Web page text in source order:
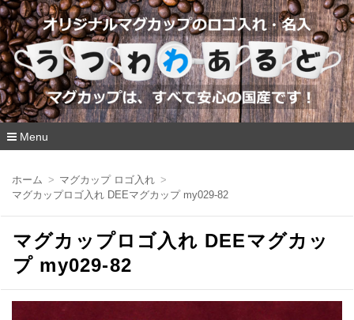
Menu
ホーム
マグカップ ロゴ入れ
マグカップロゴ入れ DEEマグカップ my029-82
マグカップロゴ入れ DEEマグカッ
プ my029-82